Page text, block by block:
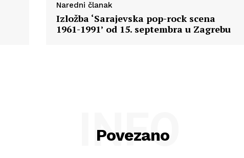
Naredni članak
Izložba ‘Sarajevska pop-rock scena
1961-1991’ od 15. septembra u Zagrebu
Povezano
INFO